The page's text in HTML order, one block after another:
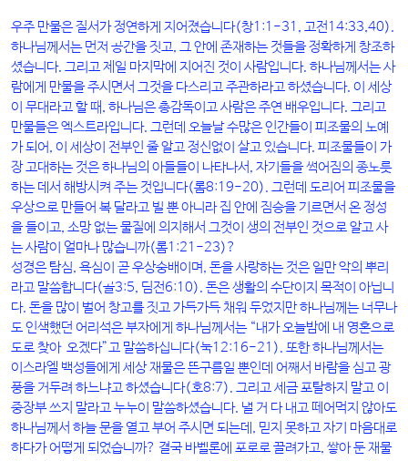
우주 만물은 질서가 정연하게 지어졌습니다(창1:1-31, 고전14:33,40).
하나님께서는 먼저 공간을 짓고, 그 안에 존재하는 것들을 정확하게 창조하
셨습니다. 그리고 제일 마지막에 지어진 것이 사람입니다. 하나님께서는 사
람에게 만물을 주시면서 그것을 다스리고 주관하라고 하셨습니다. 이 세상
이 무대라고 할 때, 하나님은 총감독이고 사람은 주연 배우입니다. 그리고
만물들은 엑스트라입니다. 그런데 오늘날 수많은 인간들이 피조물의 노예
가 되어, 이 세상이 전부인 줄 알고 정신없이 살고 있습니다. 피조물들이 가
장 고대하는 것은 하나님의 아들들이 나타나서, 자기들을 썩어짐의 종노릇
하는 데서 해방시켜 주는 것입니다(롬8:19-20). 그런데 도리어 피조물을
우상으로 만들어 복 달라고 빌 뿐 아니라 집 안에 짐승을 기르면서 온 정성
을 들이고, 소망 없는 물질에 의지해서 그것이 생의 전부인 것으로 알고 사
는 사람이 얼마나 많습니까(롬1:21-23)?
성경은 탐심, 욕심이 곧 우상숭배이며, 돈을 사랑하는 것은 일만 악의 뿌리
라고 말씀합니다(골3:5, 딤전6:10). 돈은 생활의 수단이지 목적이 아닙니
다. 돈을 많이 벌어 창고를 짓고 가득가득 채워 두었지만 하나님께는 너무나
도 인색했던 어리석은 부자에게 하나님께서는 “내가 오늘밤에 내 영혼으로
도로 찾아 오겠다”고 말씀하십니다(눅12:16-21). 또한 하나님께서는
이스라엘 백성들에게 세상 재물은 뜬구름일 뿐인데 어째서 바람을 심고 광
풍을 거두려 하느냐고 하셨습니다(호8:7). 그리고 세금 포탈하지 말고 이
중장부 쓰지 말라고 누누이 말씀하셨습니다. 낼 거 다 내고 떼어먹지 않아도
하나님께서 하늘 문을 열고 부어 주시면 되는데, 믿지 못하고 자기 마음대로
하다가 어떻게 되었습니까? 결국 바벨론에 포로로 끌려가고, 쌓아 둔 재물